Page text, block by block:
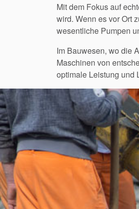
Mit dem Fokus auf
wird. Wenn es vor Ort
wesentliche Pumpen
Im Bauwesen, wo die
Maschinen von
optimale Leistung und